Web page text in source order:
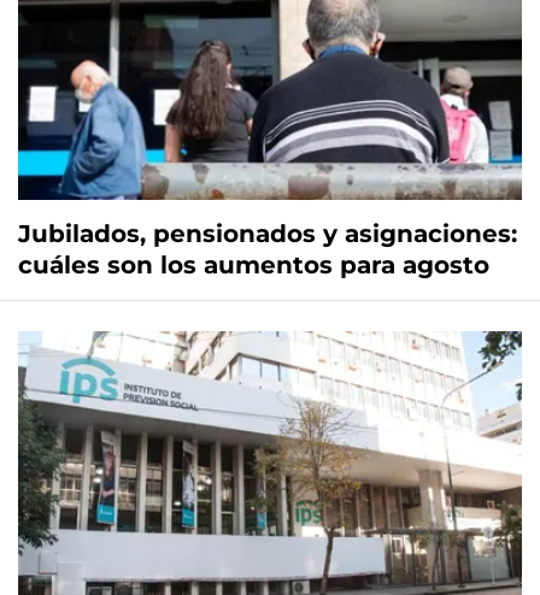
Jubilados, pensionados y asignaciones:
cuáles son los aumentos para agosto